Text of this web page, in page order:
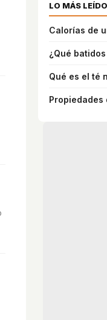
LO MÁS
Calorías de
¿Qué
Qué es el té
Propiedades